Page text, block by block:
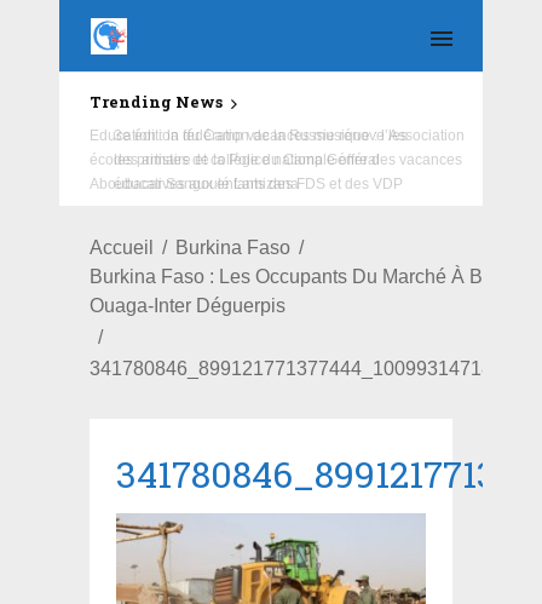
Trending News
Education : la fédération de la Russie rénove les
écoles primaire et collège du Camp Général
Aboubacar Sangoulé Lamizana
Accueil
Burkina Faso
Burkina Faso : Les Occupants Du Marché À Bétail
Ouaga-Inter Déguerpis